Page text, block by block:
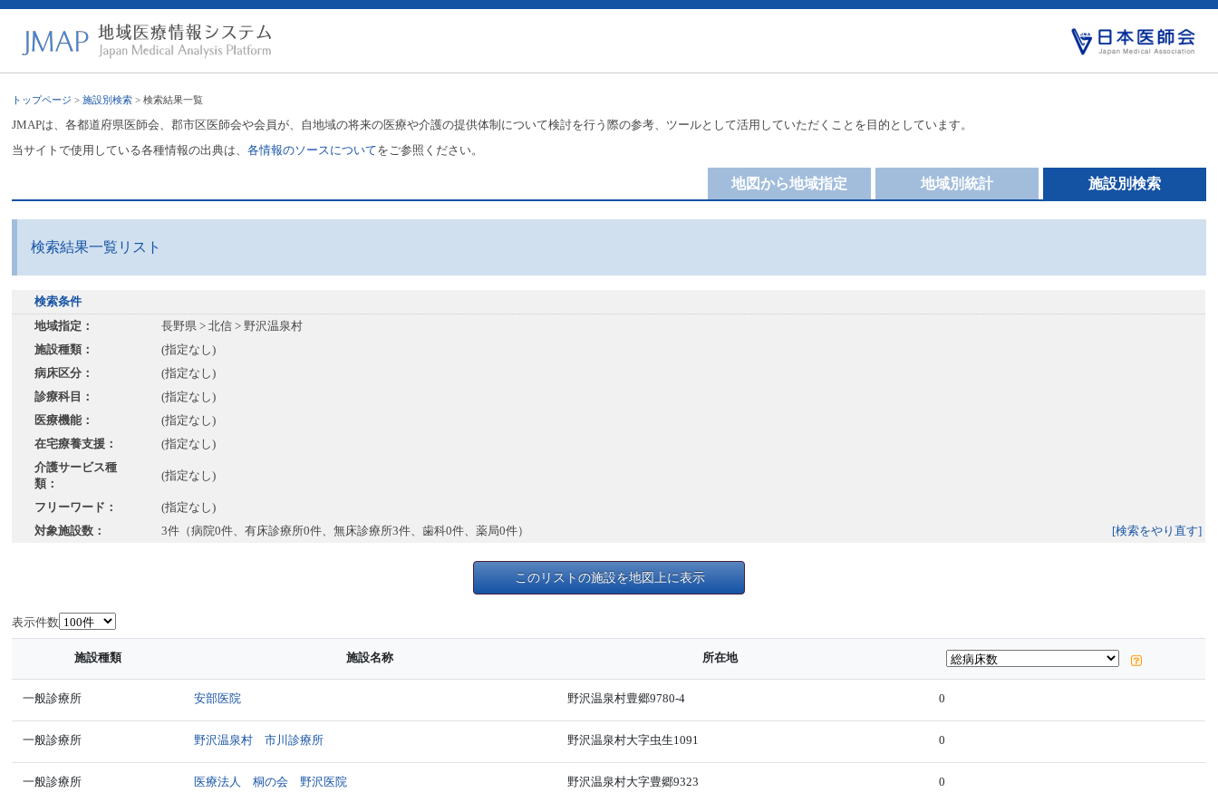
トップページ >施設別検索 > 検索結果一覧
JMAPは、各都道府県医師会、郡市区医師会や会員が、自地域の将来の医療や介護の提供体制について検討を行う際の参考、ツールとして活用していただくことを目的としています。
当サイトで使用している各種情報の出典は、各情報のソースについてをご参照ください。
施設別検索
地域別統計
地図から地域指定
検索結果一覧リスト
検索条件
地域指定：
長野県 > 北信 > 野沢温泉村
施設種類：
(指定なし)
病床区分：
(指定なし)
診療科目：
(指定なし)
医療機能：
(指定なし)
在宅療養支援：
(指定なし)
介護サービス種
類：
(指定なし)
フリーワード：
(指定なし)
対象施設数：
3件（病院0件、有床診療所0件、無床診療所3件、歯科0件、薬局0件） [検索をやり直す]
このリストの施設を地図上に表示
表示件数
施設種類 施設名称 所在地
一般診療所 安部医院 野沢温泉村豊郷9780-4 0
一般診療所 野沢温泉村 市川診療所 野沢温泉村大字虫生1091 0
一般診療所 医療法人 桐の会 野沢医院 野沢温泉村大字豊郷9323 0